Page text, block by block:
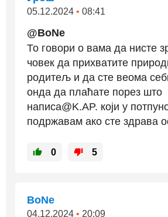
05.12.2024 • 08:41
@BoNe
То говори о вама да нисте
човек да прихватите
родитељ и да сте веома
онда да плаћате порез што
написа@K.AP. који у
подржавам ако сте здрава
0 5
BoNe
04.12.2024 • 20:09